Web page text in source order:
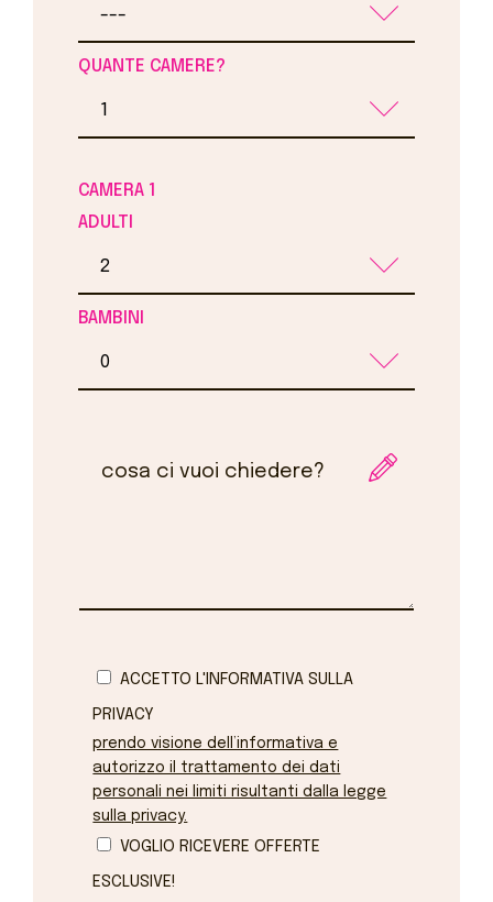
QUANTE CAMERE?
CAMERA 1
ADULTI
BAMBINI
ACCETTO L'INFORMATIVA SULLA
PRIVACY
prendo visione dell’informativa e
autorizzo il trattamento dei dati
personali nei limiti risultanti dalla legge
sulla privacy.
VOGLIO RICEVERE OFFERTE
ESCLUSIVE!